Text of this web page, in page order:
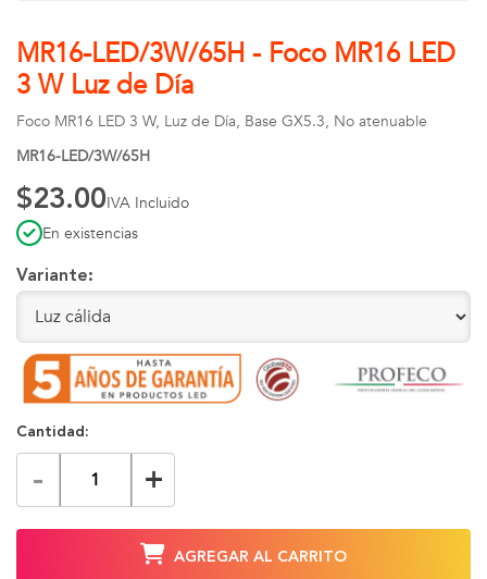
MR16-LED/3W/65H - Foco MR16 LED
3 W Luz de Día
Foco MR16 LED 3 W, Luz de Día, Base GX5.3, No atenuable
MR16-LED/3W/65H
$23.00IVA Incluido
En existencias
Variante:
Cantidad:
- +
AGREGAR AL CARRITO